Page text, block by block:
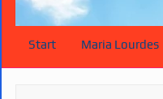
Start Maria Lourdes